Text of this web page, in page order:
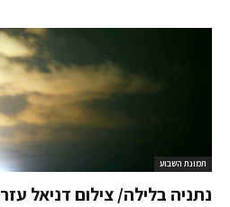
תמונת השבוע
נתניה בלילה/ צילום דניאל עזר